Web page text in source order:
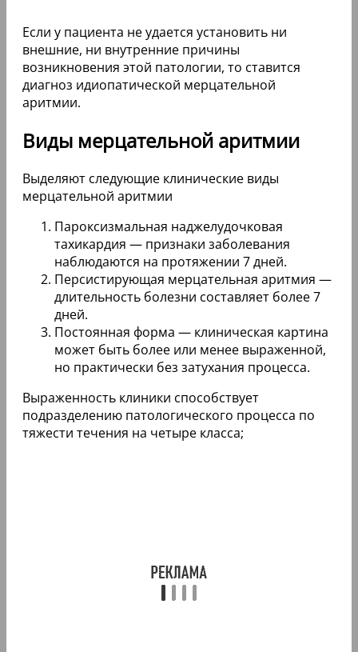
Если у пациента не удается установить ни
внешние, ни внутренние причины
возникновения этой патологии, то ставится
диагноз идиопатической мерцательной
аритмии.
Виды мерцательной аритмии
Выделяют следующие клинические виды
мерцательной аритмии
Пароксизмальная наджелудочковая
тахикардия — признаки заболевания
наблюдаются на протяжении 7 дней.
Персистирующая мерцательная аритмия —
длительность болезни составляет более 7
дней.
Постоянная форма — клиническая картина
может быть более или менее выраженной,
но практически без затухания процесса.
Выраженность клиники способствует
подразделению патологического процесса по
тяжести течения на четыре класса;